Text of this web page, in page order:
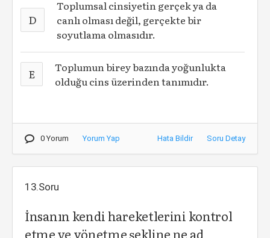
D
Toplumsal cinsiyetin gerçek ya da
canlı olması değil, gerçekte bir
soyutlama olmasıdır.
E
Toplumun birey bazında yoğunlukta
olduğu cins üzerinden tanımıdır.
0 Yorum Yorum Yap Hata Bildir Soru Detay
13.Soru
İnsanın kendi hareketlerini kontrol
etme ve yönetme şekline ne ad